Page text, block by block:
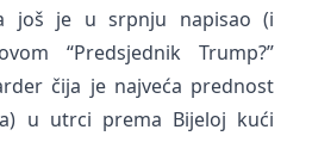
još je u srpnju napisao (i
“Predsjednik Trump?”
čija je najveća prednost
u utrci prema Bijeloj kući